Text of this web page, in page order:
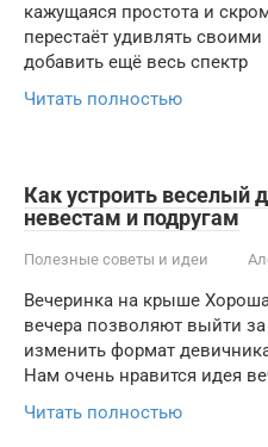
кажущаяся простота и
перестаёт удивлять
добавить ещё весь спектр
Читать полностью
Как устроить веселый
невестам и подругам
Полезные советы и идеи
Вечеринка на крыше
вечера позволяют выйти
изменить формат
Нам очень нравится идея
Читать полностью